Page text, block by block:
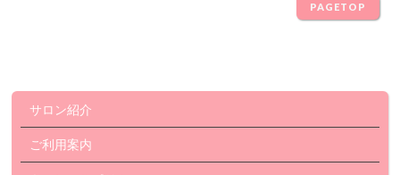
PAGETOP
サロン紹介
ご利用案内